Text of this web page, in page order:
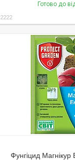
Готово до
2222
Фунгіцид Магнікур